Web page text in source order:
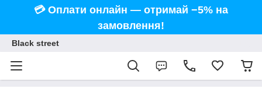
💳 Оплати онлайн — отримай −5% на
замовлення!
Black street